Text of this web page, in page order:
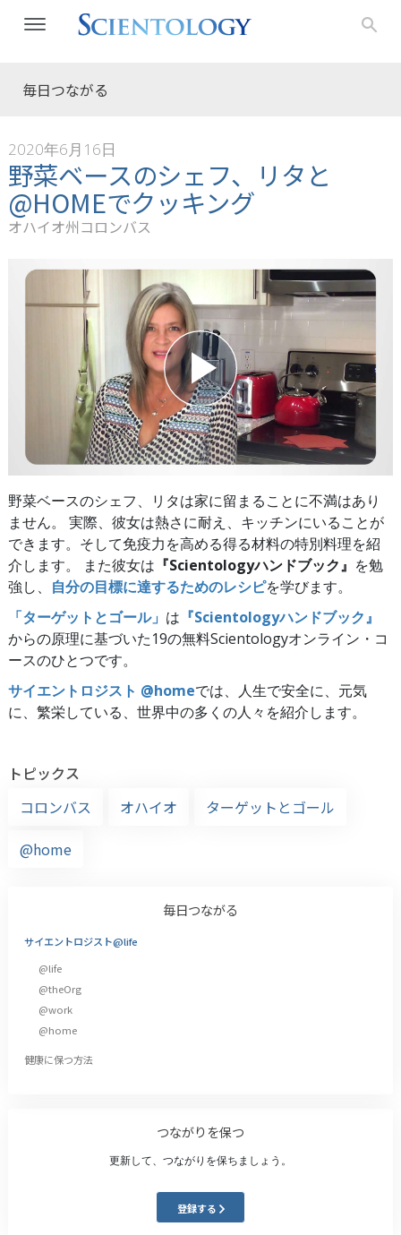
毎日つながる
2020年6月16日
野菜ベースのシェフ、リタと
@HOMEでクッキング
オハイオ州コロンバス
野菜ベースのシェフ、リタは家に留まることに不満はあり
ません。 実際、彼女は熱さに耐え、キッチンにいることが
できます。そして免疫力を高める得る材料の特別料理を紹
介します。 また彼女は 『Scientologyハンドブック』 を勉
強し、 自分の目標に達するためのレシピを学びます。
「ターゲットとゴール」 は 『Scientologyハンドブック』
からの原理に基づいた19の無料Scientologyオンライン・コ
ースのひとつです。
サイエントロジスト @homeでは、人生で安全に、元気
に、繁栄している、世界中の多くの人々を紹介します。
トピックス
コロンバス
オハイオ
ターゲットとゴール
@home
毎日つながる
サイエントロジスト@life
@life
@theOrg
@work
@home
健康に保つ方法
つながりを保つ
更新して、つながりを保ちましょう。
登録する